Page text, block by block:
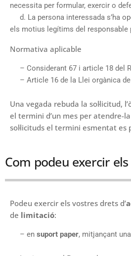
necessita per formular, exercir o
d. La persona interessada s’ha
els motius legítims del responsable
Normativa aplicable
– Considerant 67 i article 18 del
– Article 16 de la Llei orgànica
Una vegada rebuda la sol·licitud,
el termini d’un mes per atendre-
sol·licituds el termini esmentat
Com podeu exercir
Podeu exercir els vostres drets d’
de limitació:
– en suport paper, mitjançant